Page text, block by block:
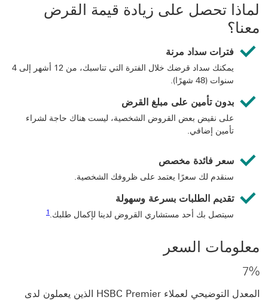
لماذا تحصل على ‏‫زيادة قيمة القرض‬
معنا؟
فترات سداد مرنة
يمكنك سداد قرضك خلال الفترة التي تناسبك، من 12 أشهر إلى 4
سنوات (48 شهرًا).
بدون تأمين على مبلغ القرض
على نقيض بعض القروض الشخصية، ليست هناك حاجة لشراء
تأمين إضافي.
سعر فائدة مخصص
سنقدم لك سعرًا يعتمد على ظروفك الشخصية.
تقديم الطلبات بسرعة وسهولة
سيتصل بك أحد مستشاري القروض لدينا لإكمال طلبك. 1
معلومات السعر
7%
‏‫المعدل التوضيحي لعملاء HSBC Premier الذين يعملون لدى